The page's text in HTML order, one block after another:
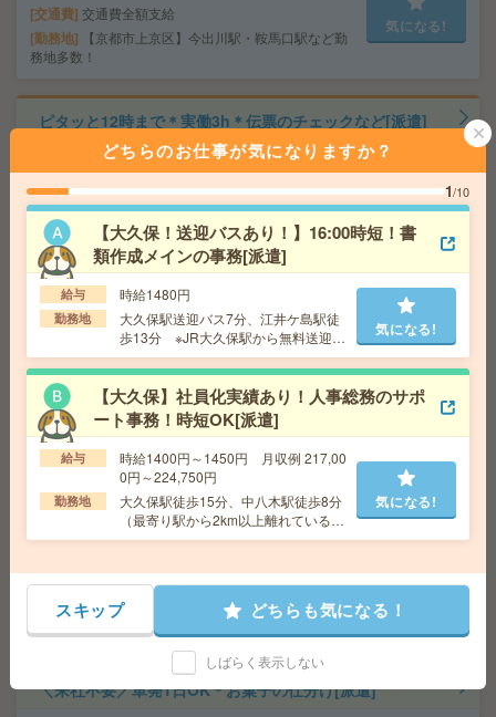
交通費 交通費全額支給
勤務地
【京都市上京区】今出川駅・鞍馬口駅など勤
務地多数！
気になる!
ピタッと12時まで＊実働3h＊伝票のチェックなど[派遣]
時給1400円＋交 【月収例】84,000円～ ■
交通費 交通費支給あり
勤務地
京都府京都市伏見区 京阪本線 藤森駅徒歩10
分
座り仕事！給与即払いOK！高時給！データ入力、品質検
給 与 時給1500円
交通費 交通費支給有り
勤務地 南公園駅～徒歩7分 ※送迎有り
気になる!
正社員登用あり！50代活躍〇受注のチェックとFAX対
応！＊50代活躍中[派遣]
交通費 交通費支給あり
勤務地
JR神戸線・京都線・琵琶湖線 野洲駅 車7分/バ
気になる!
＼来社不要／単発1日OK＊お菓子の仕分け[派遣]
どちらのお仕事が気になりますか？
1/10
【大久保！送迎バスあり！】16:00時短！書
類作成メインの事務[派遣]
給与 時給1480円
勤務地
大久保駅送迎バス7分、江井ケ島駅徒
歩13分 ※JR大久保駅から無料送迎バ
スも利用OK！
気になる!
【大久保】社員化実績あり！人事総務のサポ
ート事務！時短OK[派遣]
給与
時給1400円～1450円 月収例 217,00
0円～224,750円
勤務地
大久保駅徒歩15分、中八木駅徒歩8分
（最寄り駅から2km以上離れている
方、お子様の送迎など）
気になる!
スキップ どちらも気になる！
しばらく表示しない